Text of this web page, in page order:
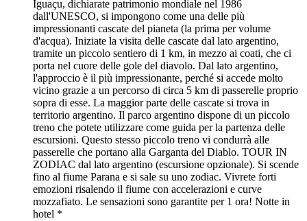
Iguaçu, dichiarate patrimonio mondiale nel 1986
dall'UNESCO, si impongono come una delle più
impressionanti cascate del pianeta (la prima per volume
d'acqua). Iniziate la visita delle cascate dal lato argentino,
tramite un piccolo sentiero di 1 km, in mezzo ai coati, che ci
porta nel cuore delle gole del diavolo. Dal lato argentino,
l'approccio è il più impressionante, perché si accede molto
vicino grazie a un percorso di circa 5 km di passerelle proprio
sopra di esse. La maggior parte delle cascate si trova in
territorio argentino. Il parco argentino dispone di un piccolo
treno che potete utilizzare come guida per la partenza delle
escursioni. Questo stesso piccolo treno vi condurrà alle
passerelle che portano alla Garganta del Diablo. TOUR IN
ZODIAC dal lato argentino (escursione opzionale). Si scende
fino al fiume Parana e si sale su uno zodiac. Vivrete forti
emozioni risalendo il fiume con accelerazioni e curve
mozzafiato. Le sensazioni sono garantite per 1 ora! Notte in
hotel *